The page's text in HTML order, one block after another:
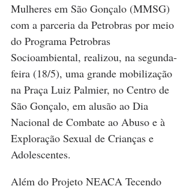
Mulheres em São Gonçalo (MMSG)
com a parceria da Petrobras por meio
do Programa Petrobras
Socioambiental, realizou, na segunda-
feira (18/5), uma grande mobilização
na Praça Luiz Palmier, no Centro de
São Gonçalo, em alusão ao Dia
Nacional de Combate ao Abuso e à
Exploração Sexual de Crianças e
Adolescentes.
Além do Projeto NEACA Tecendo